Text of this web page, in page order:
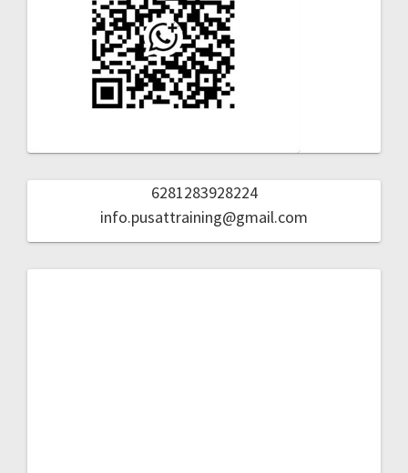
6281283928224
info.pusattraining@gmail.com